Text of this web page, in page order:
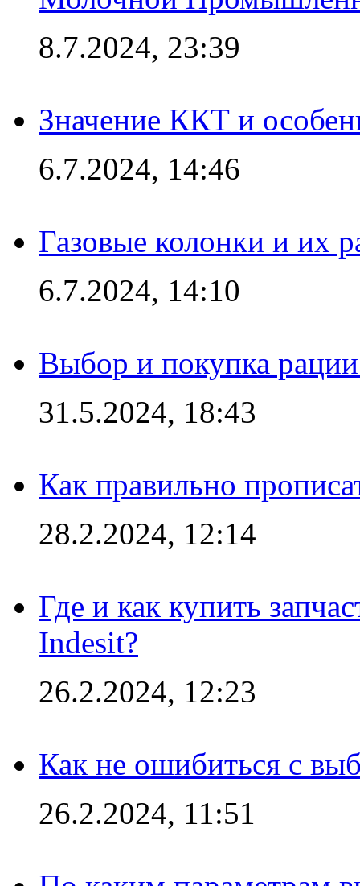
8.7.2024, 23:39
Значение ККТ и
6.7.2024, 14:46
Газовые колонки и их
6.7.2024, 14:10
Выбор и покупка
31.5.2024, 18:43
Как правильно
28.2.2024, 12:14
Где и как купить
Indesit?
26.2.2024, 12:23
Как не ошибиться с
26.2.2024, 11:51